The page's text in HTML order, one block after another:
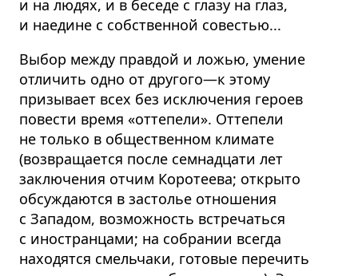
и на людях, и в беседе с глазу на глаз,
и наедине с собственной совестью...
Выбор между правдой и ложью, умение
отличить одно от другого—к этому
призывает всех без исключения героев
повести время «оттепели». Оттепели
не только в общественном климате
(возвращается после семнадцати лет
заключения отчим Коротеева; открыто
обсуждаются в застолье отношения
с Западом, возможность встречаться
с иностранцами; на собрании всегда
находятся смельчаки, готовые перечить